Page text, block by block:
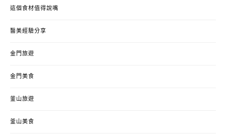
這個食材值得說嘴
醫美經驗分享
金門旅遊
金門美食
釜山旅遊
釜山美食